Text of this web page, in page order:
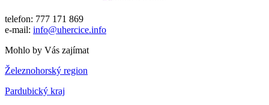
telefon: 777 171 869
e-mail: info@uhercice.info
Mohlo by Vás zajímat
Železnohorský region
Pardubický kraj